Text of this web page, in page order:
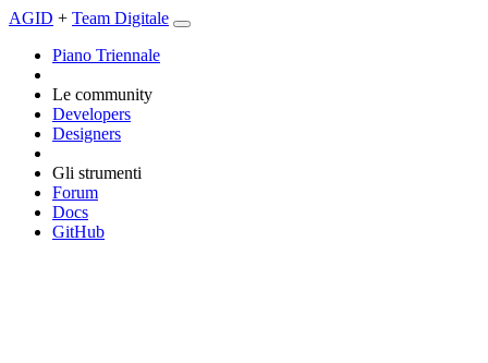
AGID + Team Digitale
Piano Triennale
Le community
Developers
Designers
Gli strumenti
Forum
Docs
GitHub